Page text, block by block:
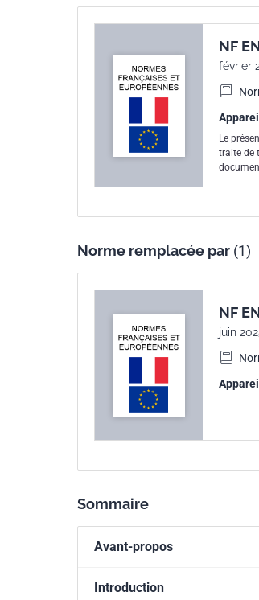
NF
février
Le
traite de
Norme remplacée par (1)
NF
juin
Sommaire
Avant-propos
Introduction